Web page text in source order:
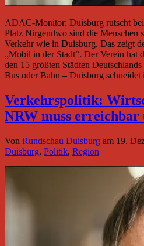
ADAC-Monitor: Duisburg rutscht
Platz Nirgendwo sind die Menschen
Verkehr wie in Duisburg. Das zeigt
„Mobil in der Stadt“. Der Verein hat
den 15 größten Städten
Bus oder Bahn – Duisburg
Verkehrspolitik:
NRW muss
Von Rundschau Duisburg am 19.
Duisburg, Politik, Region